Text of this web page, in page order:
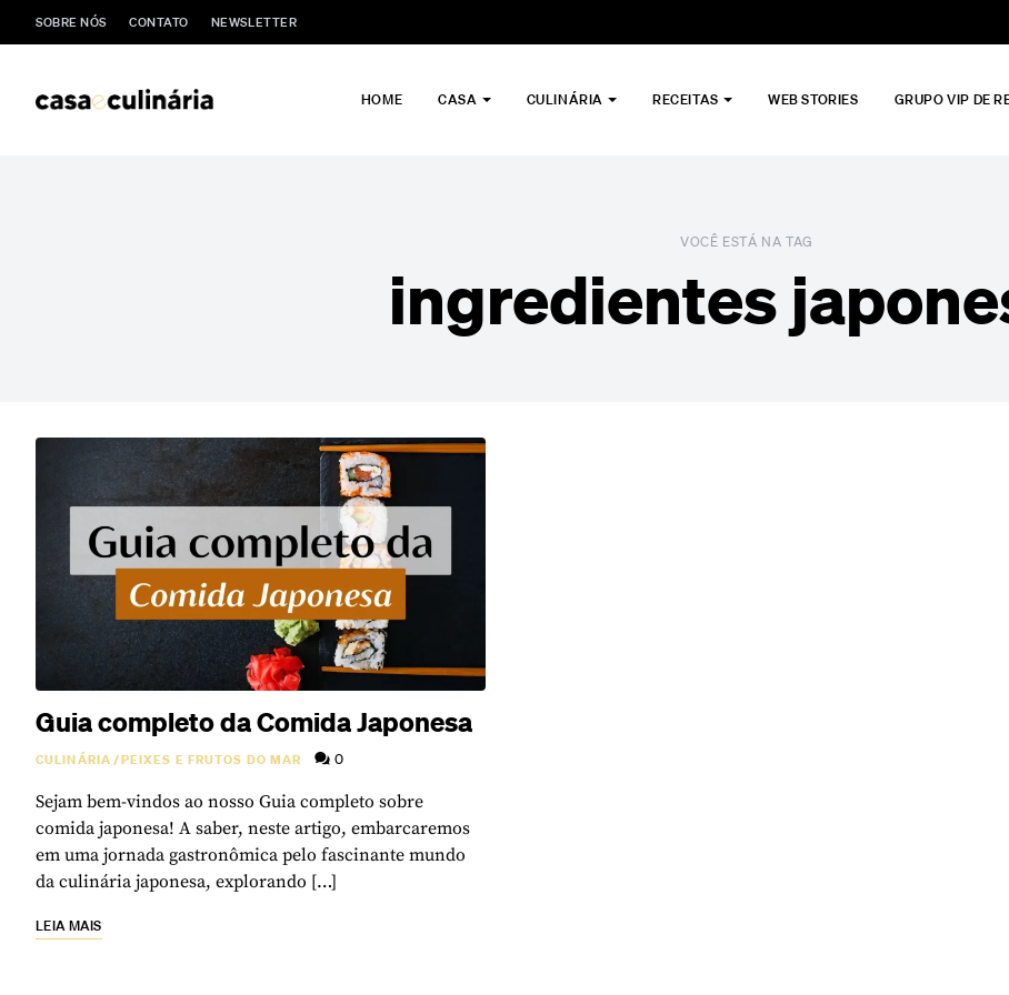
SOBRE NÓS CONTATO NEWSLETTER
HOME CASA CULINÁRIA RECEITAS WEB STORIES GRUPO VIP DE
VOCÊ ESTÁ NA TAG
ingredientes
Guia completo da Comida Japonesa
CULINÁRIA/PEIXES E FRUTOS DO MAR 0
Sejam bem-vindos ao nosso Guia completo sobre
comida japonesa! A saber, neste artigo, embarcaremos
em uma jornada gastronômica pelo fascinante mundo
da culinária japonesa, explorando […]
LEIA MAIS